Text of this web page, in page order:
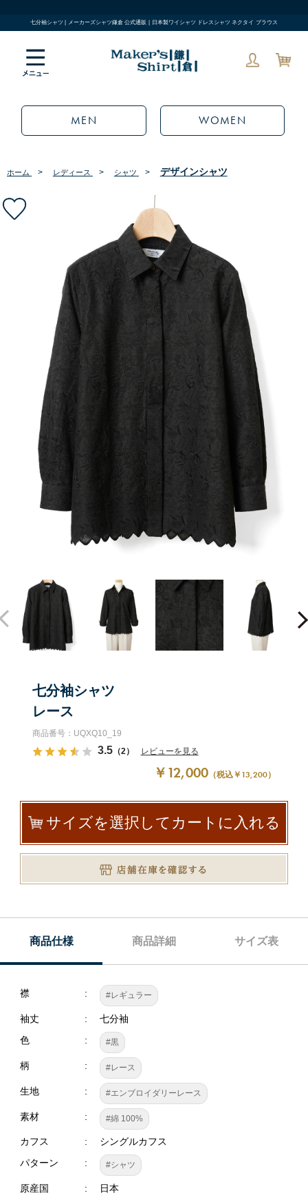
七分袖シャツ | メーカーズシャツ鎌倉 公式通販 | 日本製ワイシャツ ドレスシャツ ネクタイ ブラウス
MEN WOMEN
ホーム > レディース > シャツ > デザインシャツ
七分袖シャツ
レース
商品番号：UQXQ10_19
3.5（2） レビューを見る
￥12,000 （税込￥13,200）
サイズを選択してカートに入れる
商品仕様 商品詳細 サイズ表
襟 #レギュラー
袖丈
七分袖
色
#黒
柄 #レース
生地 #エンブロイダリーレース
素材 #綿 100%
カフス
シングルカフス
パターン
#シャツ
原産国 日本